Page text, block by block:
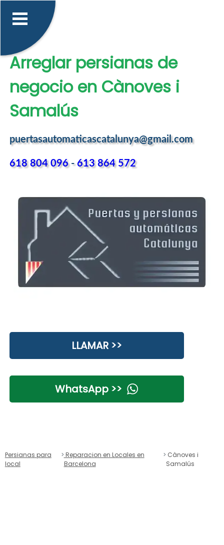
Arreglar persianas de
negocio en Cànoves i
Samalús
puertasautomaticascatalunya@gmail.com
618 804 096 -613 864 572
LLAMAR >>
WhatsApp >>
Persianas para
local
Reparacion en Locales en
Barcelona
Cànoves i
Samalús